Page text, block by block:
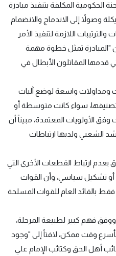
الحكومية المكلفة بتنفيذ مبادرة
وصولاً إلى الاندماج والانضمام
اللازمة لتنفيذ الأمر
"المبادرة تمثل خطوة مهمة
قدمها المقاتلون الأبطال في
ومداولات واسعة لوضع آليات
سواء كانت متوسطة أو
وفق الأولويات المعتمدة، مبيناً أن
الشعبي ولديها ارتباطات
بعدم ارتباط القطعات الأخرى التي
أو تشكيل سياسي، وأن القوات
بالقائد العام للقوات المسلحة
فهم كبير لطبيعة المرحلة،
وقت ممكن، لافتاً إلى "وجود
أهل الحق وكتائب الإمام علي